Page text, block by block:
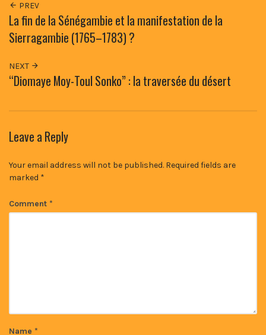
PREV
La fin de la Sénégambie et la manifestation de la
Sierragambie (1765–1783) ?
NEXT
“Diomaye Moy-Toul Sonko” : la traversée du désert
Leave a Reply
Your email address will not be published. Required fields are
marked *
Comment *
Name *